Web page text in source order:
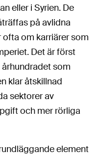
eller i Syrien. De
på avlidna
om karriärer som
Det är först
som
klar åtskillnad
sektorer av
och mer rörliga
element